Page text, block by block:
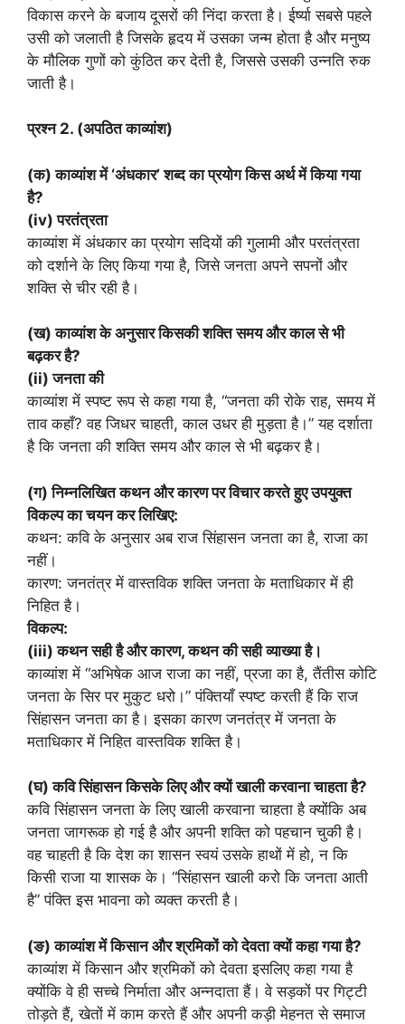
विकास करने के बजाय दूसरों की निंदा करता है। ईर्ष्या सबसे पहले
उसी को जलाती है जिसके हृदय में उसका जन्म होता है और मनुष्य
के मौलिक गुणों को कुंठित कर देती है, जिससे उसकी उन्नति रुक
जाती है।
प्रश्न 2. (अपठित काव्यांश)
(क) काव्यांश में ‘अंधकार’ शब्द का प्रयोग किस अर्थ में किया गया
है?
(iv) परतंत्रता
काव्यांश में अंधकार का प्रयोग सदियों की गुलामी और परतंत्रता
को दर्शाने के लिए किया गया है, जिसे जनता अपने सपनों और
शक्ति से चीर रही है।
(ख) काव्यांश के अनुसार किसकी शक्ति समय और काल से भी
बढ़कर है?
(ii) जनता की
काव्यांश में स्पष्ट रूप से कहा गया है, “जनता की रोके राह, समय में
ताव कहाँ? वह जिधर चाहती, काल उधर ही मुड़ता है।” यह दर्शाता
है कि जनता की शक्ति समय और काल से भी बढ़कर है।
(ग) निम्नलिखित कथन और कारण पर विचार करते हुए उपयुक्त
विकल्प का चयन कर लिखिए:
कथन: कवि के अनुसार अब राज सिंहासन जनता का है, राजा का
नहीं।
कारण: जनतंत्र में वास्तविक शक्ति जनता के मताधिकार में ही
निहित है।
विकल्प:
(iii) कथन सही है और कारण, कथन की सही व्याख्या है।
काव्यांश में “अभिषेक आज राजा का नहीं, प्रजा का है, तैंतीस कोटि
जनता के सिर पर मुकुट धरो।” पंक्तियाँ स्पष्ट करती हैं कि राज
सिंहासन जनता का है। इसका कारण जनतंत्र में जनता के
मताधिकार में निहित वास्तविक शक्ति है।
(घ) कवि सिंहासन किसके लिए और क्यों खाली करवाना चाहता है?
कवि सिंहासन जनता के लिए खाली करवाना चाहता है क्योंकि अब
जनता जागरूक हो गई है और अपनी शक्ति को पहचान चुकी है।
वह चाहती है कि देश का शासन स्वयं उसके हाथों में हो, न कि
किसी राजा या शासक के। “सिंहासन खाली करो कि जनता आती
है” पंक्ति इस भावना को व्यक्त करती है।
(ङ) काव्यांश में किसान और श्रमिकों को देवता क्यों कहा गया है?
काव्यांश में किसान और श्रमिकों को देवता इसलिए कहा गया है
क्योंकि वे ही सच्चे निर्माता और अन्नदाता हैं। वे सड़कों पर गिट्टी
तोड़ते हैं, खेतों में काम करते हैं और अपनी कड़ी मेहनत से समाज